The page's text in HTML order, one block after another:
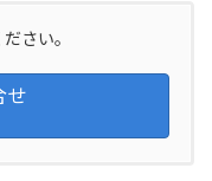
さい。
せ